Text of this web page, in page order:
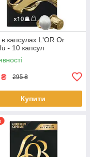
в капсулах L'OR Or
- 10 капсул
₴ 295 ₴
Купити